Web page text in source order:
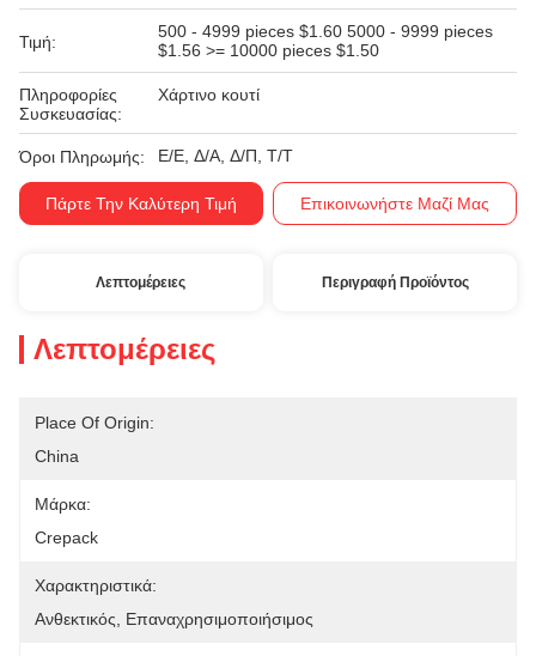
Τιμή:
500 - 4999 pieces $1.60 5000 - 9999 pieces
$1.56 >= 10000 pieces $1.50
Πληροφορίες
Συσκευασίας:
Χάρτινο κουτί
Όροι Πληρωμής: Ε/Ε, Δ/Α, Δ/Π, Τ/Τ
Πάρτε Την Καλύτερη Τιμή Επικοινωνήστε Μαζί Μας
Λεπτομέρειες Περιγραφή Προϊόντος
Λεπτομέρειες
Place Of Origin:
China
Μάρκα:
Crepack
Χαρακτηριστικά:
Ανθεκτικός, Επαναχρησιμοποιήσιμος